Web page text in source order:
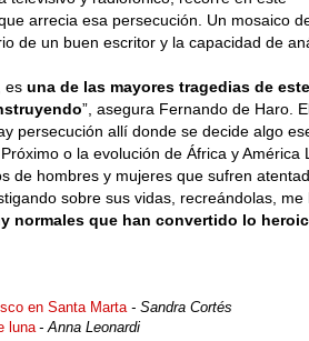
arrecia esa persecución. Un mosaico
de un buen escritor y la capacidad de
es una de las mayores tragedias de
”, asegura Fernando de Haro.
persecución allí donde se decide algo
o la evolución de África y América
de hombres y mujeres que sufren
sobre sus vidas, recreándolas,
normales que han convertido lo
en Santa Marta - Sandra Cortés
luna - Anna Leonardi